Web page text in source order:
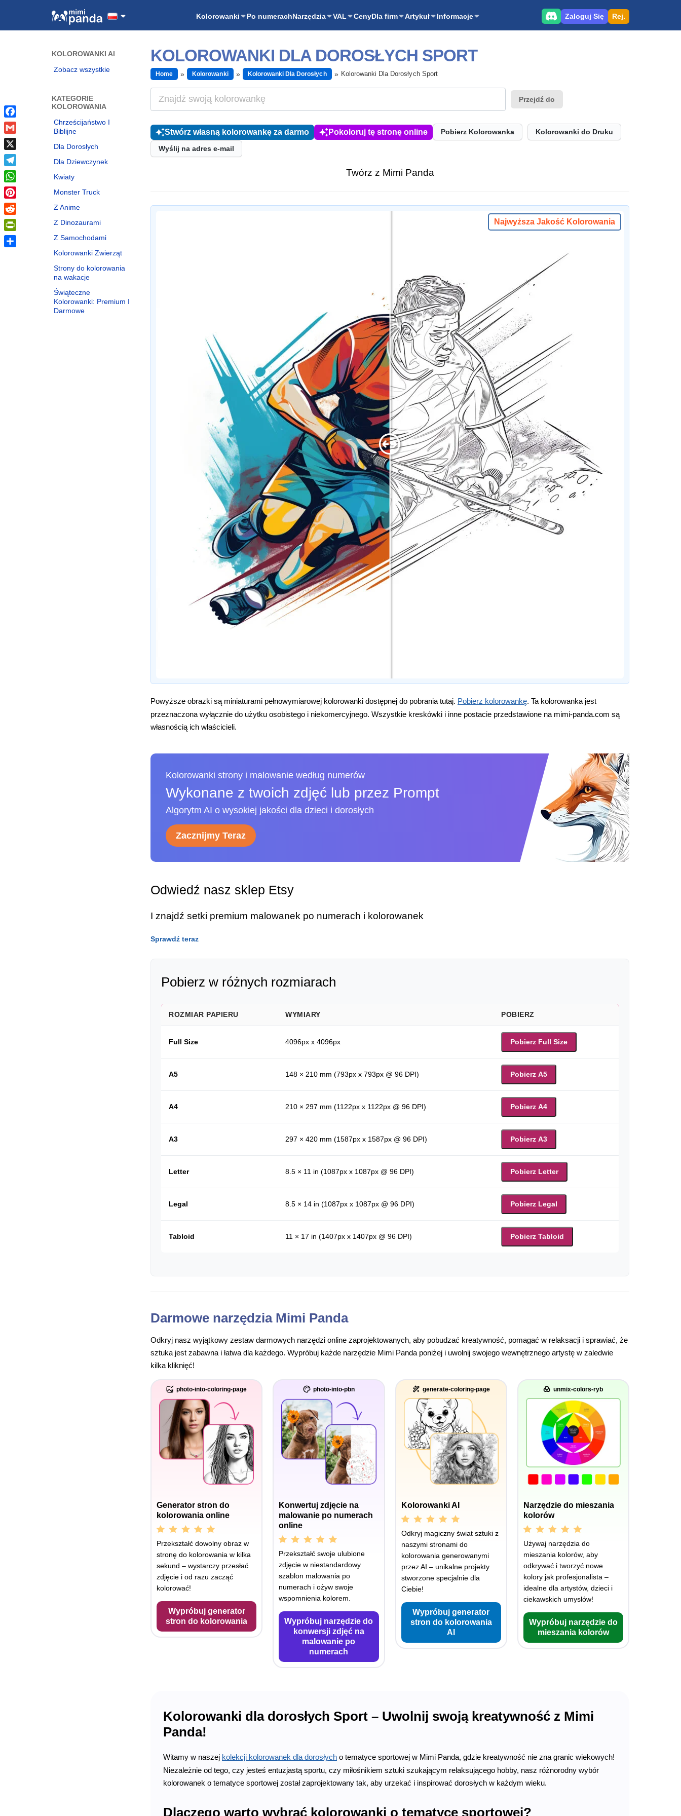
Kolorowanki Po numerachNarzędzia VAL CenyDla firm Artykuł Informacje Zaloguj Się Rej.
KOLOROWANKI AI
Zobacz wszystkie
KATEGORIE
KOLOROWANIA
Chrześcijaństwo I
Biblijne
Dla Dorosłych
Dla Dziewczynek
Kwiaty
Monster Truck
Z Anime
Z Dinozaurami
Z Samochodami
Kolorowanki Zwierząt
Strony do kolorowania
na wakacje
Świąteczne
Kolorowanki: Premium I
Darmowe
KOLOROWANKI DLA DOROSŁYCH SPORT
Home Kolorowanki Kolorowanki Dla Dorosłych Kolorowanki Dla Dorosłych Sport
Przejdź do
Stwórz własną kolorowankę za darmo Pokoloruj tę stronę online Pobierz Kolorowanka Kolorowanki do Druku
Wyślij na adres e-mail
Twórz z Mimi Panda
Najwyższa Jakość Kolorowania
Powyższe obrazki są miniaturami pełnowymiarowej kolorowanki dostępnej do pobrania tutaj. Pobierz kolorowankę. Ta kolorowanka jest
przeznaczona wyłącznie do użytku osobistego i niekomercyjnego. Wszystkie kreskówki i inne postacie przedstawione na mimi-panda.com są
własnością ich właścicieli.
Kolorowanki strony i malowanie według numerów
Wykonane z twoich zdjęć lub przez Prompt
Algorytm AI o wysokiej jakości dla dzieci i dorosłych
Zacznijmy Teraz
Odwiedź nasz sklep Etsy
I znajdź setki premium malowanek po numerach i kolorowanek
Sprawdź teraz
Pobierz w różnych rozmiarach
ROZMIAR PAPIERU WYMIARY POBIERZ
Full Size 4096px x 4096px Pobierz Full Size
A5 148 × 210 mm (793px x 793px @ 96 DPI) Pobierz A5
A4 210 × 297 mm (1122px x 1122px @ 96 DPI) Pobierz A4
A3 297 × 420 mm (1587px x 1587px @ 96 DPI) Pobierz A3
Letter 8.5 × 11 in (1087px x 1087px @ 96 DPI) Pobierz Letter
Legal 8.5 × 14 in (1087px x 1087px @ 96 DPI) Pobierz Legal
Tabloid 11 × 17 in (1407px x 1407px @ 96 DPI) Pobierz Tabloid
Darmowe narzędzia Mimi Panda
Odkryj nasz wyjątkowy zestaw darmowych narzędzi online zaprojektowanych, aby pobudzać kreatywność, pomagać w relaksacji i sprawiać, że
sztuka jest zabawna i łatwa dla każdego. Wypróbuj każde narzędzie Mimi Panda poniżej i uwolnij swojego wewnętrznego artystę w zaledwie
kilka kliknięć!
photo-into-coloring-page
Generator stron do
kolorowania online
Przekształć dowolny obraz w
stronę do kolorowania w kilka
sekund – wystarczy przesłać
zdjęcie i od razu zacząć
kolorować!
Wypróbuj generator
stron do kolorowania
photo-into-pbn
Konwertuj zdjęcie na
malowanie po numerach
online
Przekształć swoje ulubione
zdjęcie w niestandardowy
szablon malowania po
numerach i ożyw swoje
wspomnienia kolorem.
Wypróbuj narzędzie do
konwersji zdjęć na
malowanie po
numerach
generate-coloring-page
Kolorowanki AI
Odkryj magiczny świat sztuki z
naszymi stronami do
kolorowania generowanymi
przez AI – unikalne projekty
stworzone specjalnie dla
Ciebie!
Wypróbuj generator
stron do kolorowania
AI
unmix-colors-ryb
Narzędzie do mieszania
kolorów
Używaj narzędzia do
mieszania kolorów, aby
odkrywać i tworzyć nowe
kolory jak profesjonalista –
idealne dla artystów, dzieci i
ciekawskich umysłów!
Wypróbuj narzędzie do
mieszania kolorów
Kolorowanki dla dorosłych Sport – Uwolnij swoją kreatywność z Mimi
Panda!
Witamy w naszej kolekcji kolorowanek dla dorosłych o tematyce sportowej w Mimi Panda, gdzie kreatywność nie zna granic wiekowych!
Niezależnie od tego, czy jesteś entuzjastą sportu, czy miłośnikiem sztuki szukającym relaksującego hobby, nasz różnorodny wybór
kolorowanek o tematyce sportowej został zaprojektowany tak, aby urzekać i inspirować dorosłych w każdym wieku.
Dlaczego warto wybrać kolorowanki o tematyce sportowej?
Facebook
Gmail
X
Telegram
WhatsApp
Pinterest
Reddit
PrintFriendly